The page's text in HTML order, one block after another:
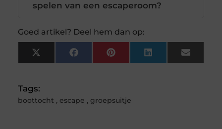
spelen van een escaperoom?
Goed artikel? Deel hem dan op:
X
(Twitter)
FacebookPinterestLinkedInEmail
Tags:
boottocht , escape , groepsuitje